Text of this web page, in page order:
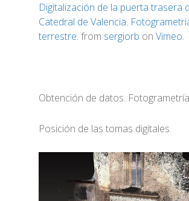
Digitalización de la puerta trasera
Catedral de Valencia.
terrestre. from sergiorb on Vimeo.
Obtención de datos.
Posición de las tomas digitales.